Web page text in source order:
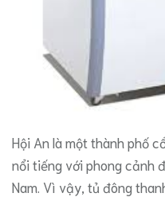
Hội An là một thành phố
nổi tiếng với phong cảnh
Nam. Vì vậy, tủ đông